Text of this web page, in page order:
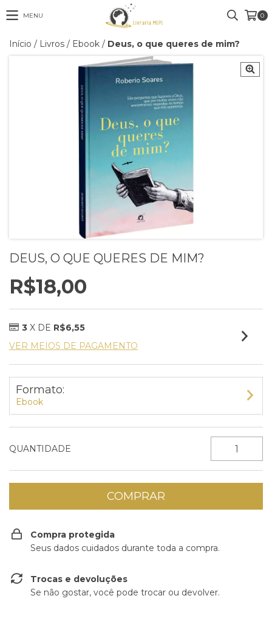
MENU 0
Início / Livros / Ebook / Deus, o que queres de mim?
DEUS, O QUE QUERES DE MIM?
R$18,00
3 X DE R$6,55
VER MEIOS DE PAGAMENTO
Formato:
Ebook
QUANTIDADE
Compra protegida
Seus dados cuidados durante toda a compra.
Trocas e devoluções
Se não gostar, você pode trocar ou devolver.